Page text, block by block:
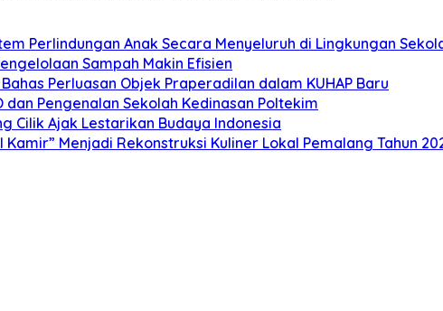
Perlindungan Anak Secara Menyeluruh di Lingkungan
Sampah Makin Efisien
Perluasan Objek Praperadilan dalam KUHAP Baru
dan Pengenalan Sekolah Kedinasan Poltekim
Cilik Ajak Lestarikan Budaya Indonesia
Menjadi Rekonstruksi Kuliner Lokal Pemalang Tahun